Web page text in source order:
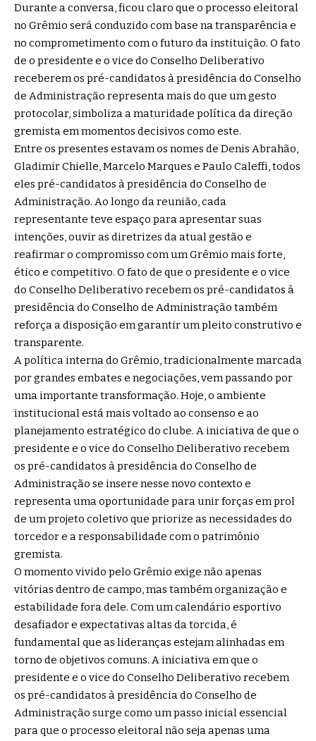
Durante a conversa, ficou claro que o processo eleitoral
no Grêmio será conduzido com base na transparência e
no comprometimento com o futuro da instituição. O fato
de o presidente e o vice do Conselho Deliberativo
receberem os pré-candidatos à presidência do Conselho
de Administração representa mais do que um gesto
protocolar, simboliza a maturidade política da direção
gremista em momentos decisivos como este.
Entre os presentes estavam os nomes de Denis Abrahão,
Gladimir Chielle, Marcelo Marques e Paulo Caleffi, todos
eles pré-candidatos à presidência do Conselho de
Administração. Ao longo da reunião, cada
representante teve espaço para apresentar suas
intenções, ouvir as diretrizes da atual gestão e
reafirmar o compromisso com um Grêmio mais forte,
ético e competitivo. O fato de que o presidente e o vice
do Conselho Deliberativo recebem os pré-candidatos à
presidência do Conselho de Administração também
reforça a disposição em garantir um pleito construtivo e
transparente.
A política interna do Grêmio, tradicionalmente marcada
por grandes embates e negociações, vem passando por
uma importante transformação. Hoje, o ambiente
institucional está mais voltado ao consenso e ao
planejamento estratégico do clube. A iniciativa de que o
presidente e o vice do Conselho Deliberativo recebem
os pré-candidatos à presidência do Conselho de
Administração se insere nesse novo contexto e
representa uma oportunidade para unir forças em prol
de um projeto coletivo que priorize as necessidades do
torcedor e a responsabilidade com o patrimônio
gremista.
O momento vivido pelo Grêmio exige não apenas
vitórias dentro de campo, mas também organização e
estabilidade fora dele. Com um calendário esportivo
desafiador e expectativas altas da torcida, é
fundamental que as lideranças estejam alinhadas em
torno de objetivos comuns. A iniciativa em que o
presidente e o vice do Conselho Deliberativo recebem
os pré-candidatos à presidência do Conselho de
Administração surge como um passo inicial essencial
para que o processo eleitoral não seja apenas uma